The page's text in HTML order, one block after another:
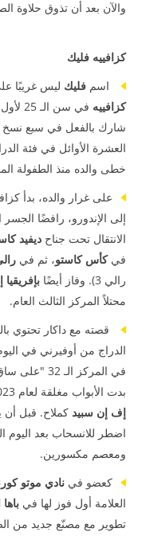
والآن بعد أن تذوق حلاوة
كزافييه فليك
اسم فليك ليس غريبًا
كزافييه في سن الـ 25 لأول داكار له عام 2021، كان والده
العشرة الأوائل في فئة
خطى والده منذ الطفولة
على غرار والده، بدأ
إلى الإندورو، رافضًا
الانتقال تحت جناح ديفيد
فيكأس كاستو، ثم في
رالي 3). وفاز أيضًا
محتلاً المركز الثالث العام.
الدراج من أوفيرني في
بدت الأبواب مغلقة لعام 2023، فتحها
إف إن سبيد كملاح. قبل
ومعصم مكسورين.
كعضو في نادي موتو
العلامة أول فوز لها في باها
تطوير مع مصنّع جديد من